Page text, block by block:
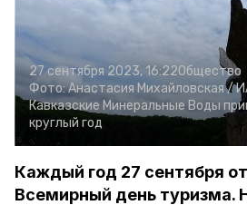
27 сентября 2023, 16:22Общество
Фото:Анастасия Михайловская /
Кавказские Минеральные Воды
круглый год
Каждый год 27 сентября
Всемирный день туризма.